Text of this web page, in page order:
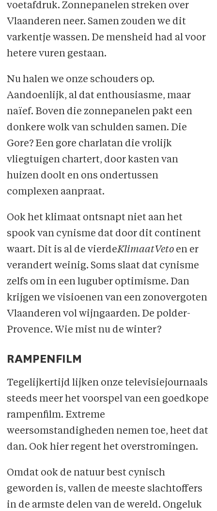
voetafdruk. Zonnepanelen streken over
Vlaanderen neer. Samen zouden we dit
varkentje wassen. De mensheid had al voor
hetere vuren gestaan.
Nu halen we onze schouders op.
Aandoenlijk, al dat enthousiasme, maar
naïef. Boven die zonnepanelen pakt een
donkere wolk van schulden samen. Die
Gore? Een gore charlatan die vrolijk
vliegtuigen chartert, door kasten van
huizen doolt en ons ondertussen
complexen aanpraat.
Ook het klimaat ontsnapt niet aan het
spook van cynisme dat door dit continent
waart. Dit is al de vierdeKlimaatVetoen er
verandert weinig. Soms slaat dat cynisme
zelfs om in een luguber optimisme. Dan
krijgen we visioenen van een zonovergoten
Vlaanderen vol wijngaarden. De polder-
Provence. Wie mist nu de winter?
RAMPENFILM
Tegelijkertijd lijken onze televisiejournaals
steeds meer het voorspel van een goedkope
rampenfilm. Extreme
weersomstandigheden nemen toe, heet dat
dan. Ook hier regent het overstromingen.
Omdat ook de natuur best cynisch
geworden is, vallen de meeste slachtoffers
in de armste delen van de wereld. Ongeluk